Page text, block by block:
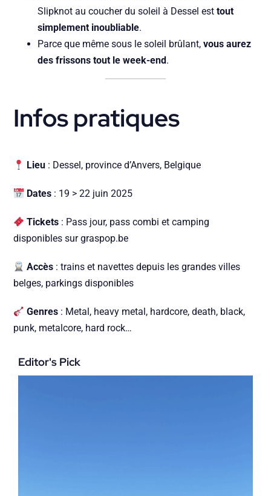
Slipknot au coucher du soleil à Dessel esttout
simplement inoubliable.
Parce que même sous le soleil brûlant,vous aurez
des frissons tout le week-end.
Infos pratiques
Lieu : Dessel, province d’Anvers, Belgique
Dates : 19 > 22 juin 2025
Tickets : Pass jour, pass combi et camping
disponibles surgraspop.be
Accès : trains et navettes depuis les grandes villes
belges, parkings disponibles
Genres : Metal, heavy metal, hardcore, death, black,
punk, metalcore, hard rock…
Editor's Pick